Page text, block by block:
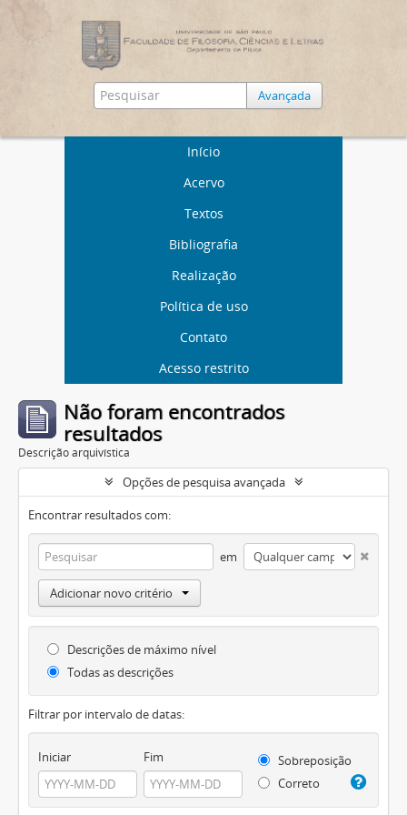
Avançada
Início
Acervo
Textos
Bibliografia
Realização
Política de uso
Contato
Acesso restrito
Não foram encontrados
resultados
Descrição arquivística
Opções de pesquisa avançada
Encontrar resultados com:
em
Adicionar novo critério
Descrições de máximo nível
Todas as descrições
Filtrar por intervalo de datas:
Iniciar Fim
Sobreposição
Correto